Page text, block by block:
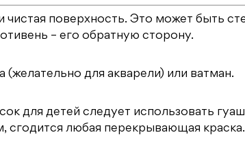
и чистая поверхность. Это может быть
– его обратную сторону.
(желательно для акварели) или ватман.
для детей следует использовать
сгодится любая перекрывающая краска.